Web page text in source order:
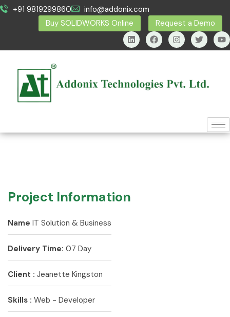
+91 9819299860
info@addonix.com
Buy SOLIDWORKS Online
Request a Demo
Project Information
Name IT Solution & Business
Delivery Time: 07 Day
Client : Jeanette Kingston
Skills : Web - Developer